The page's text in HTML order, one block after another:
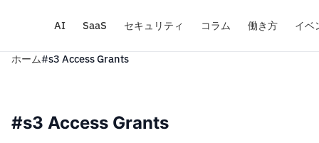
AI SaaS セキュリティ コラム 働き方 イベ
ホーム#s3 Access Grants
#s3 Access Grants